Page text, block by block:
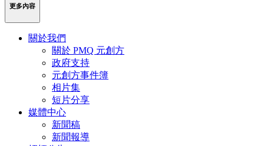
更多內容
關於我們
關於 PMQ 元創方
政府支持
元創方事件簿
相片集
短片分享
媒體中心
新聞稿
新聞報導